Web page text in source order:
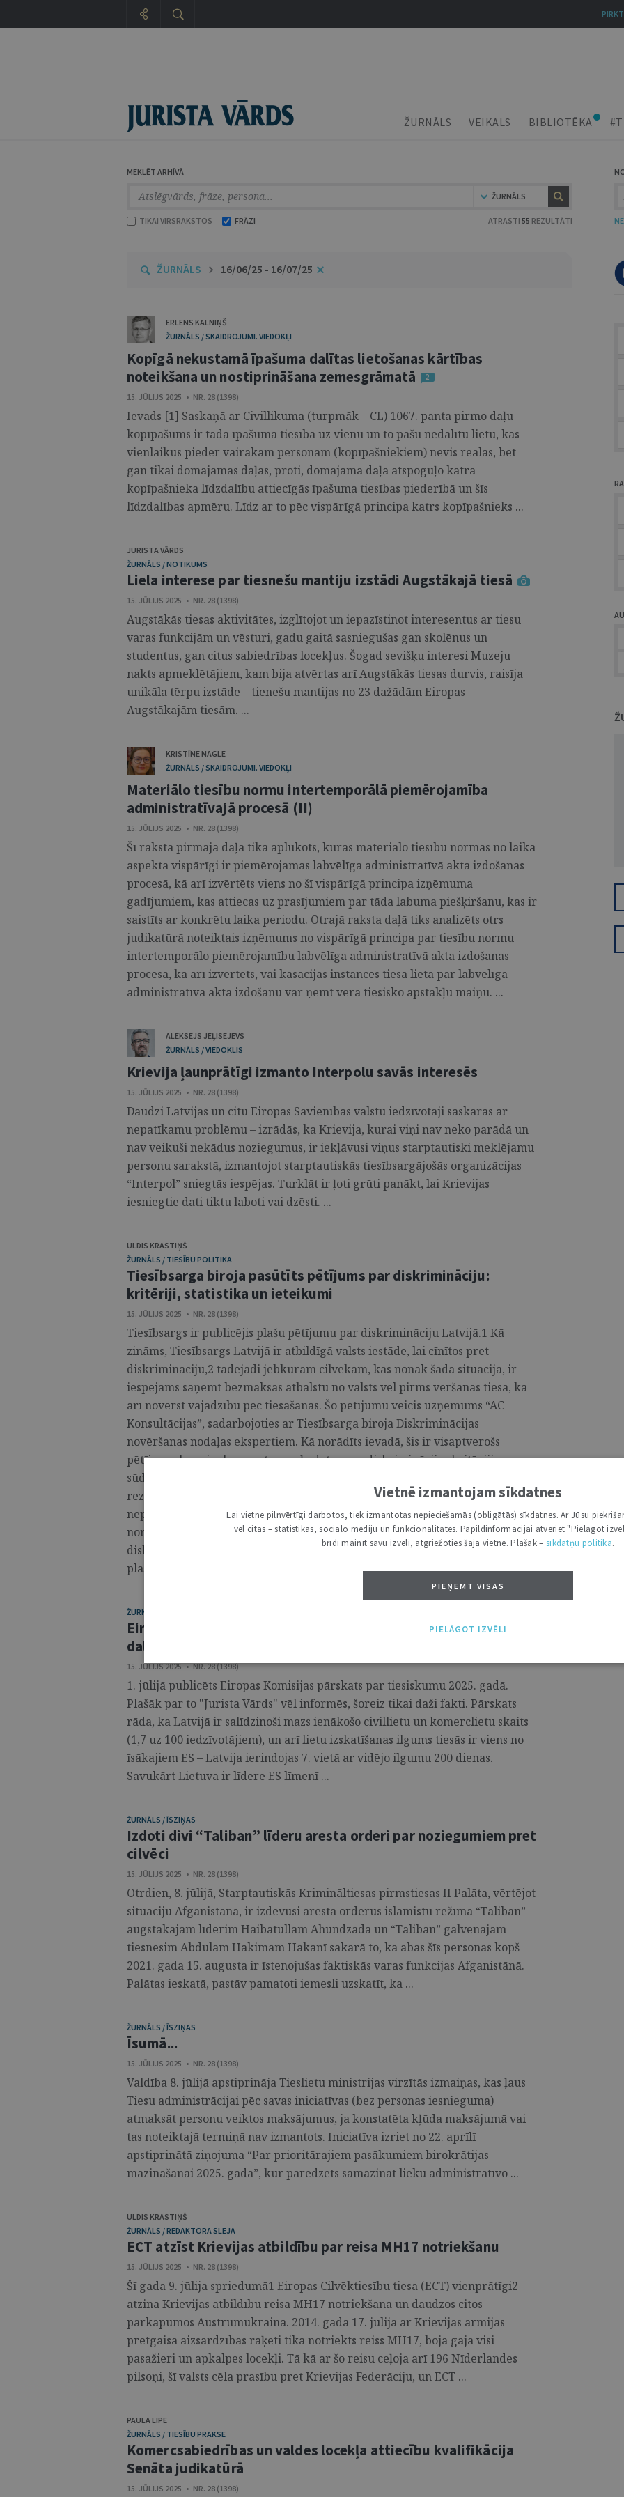
ŽURNĀLS VEIKALS BIBLIOTĒKA
MEKLĒT ARHĪVĀ
ŽURNĀLS
TIKAI VIRSRAKSTOS FRĀZI ATRASTI 55 REZULTĀTI
ŽURNĀLS 16/06/25 - 16/07/25
ERLENS KALNIŅŠ
ŽURNĀLS / SKAIDROJUMI. VIEDOKĻI
Kopīgā nekustamā īpašuma dalītas lietošanas kārtības
noteikšana un nostiprināšana zemesgrāmatā
2
15. JŪLIJS 2025 • NR. 28 (1398)
Ievads [1] Saskaņā ar Civillikuma (turpmāk – CL) 1067. panta pirmo daļu
kopīpašums ir tāda īpašuma tiesība uz vienu un to pašu nedalītu lietu, kas
vienlaikus pieder vairākām personām (kopīpašniekiem) nevis reālās, bet
gan tikai domājamās daļās, proti, domājamā daļa atspoguļo katra
kopīpašnieka līdzdalību attiecīgās īpašuma tiesības piederībā un šīs
līdzdalības apmēru. Līdz ar to pēc vispārīgā principa katrs kopīpašnieks ...
JURISTA VĀRDS
ŽURNĀLS / NOTIKUMS
Liela interese par tiesnešu mantiju izstādi Augstākajā tiesā
15. JŪLIJS 2025 • NR. 28 (1398)
Augstākās tiesas aktivitātes, izglītojot un iepazīstinot interesentus ar tiesu
varas funkcijām un vēsturi, gadu gaitā sasniegušas gan skolēnus un
studentus, gan citus sabiedrības locekļus. Šogad sevišķu interesi Muzeju
nakts apmeklētājiem, kam bija atvērtas arī Augstākās tiesas durvis, raisīja
unikāla tērpu izstāde – tienešu mantijas no 23 dažādām Eiropas
Augstākajām tiesām. ...
KRISTĪNE NAGLE
ŽURNĀLS / SKAIDROJUMI. VIEDOKĻI
Materiālo tiesību normu intertemporālā piemērojamība
administratīvajā procesā (II)
15. JŪLIJS 2025 • NR. 28 (1398)
Šī raksta pirmajā daļā tika aplūkots, kuras materiālo tiesību normas no laika
aspekta vispārīgi ir piemērojamas labvēlīga administratīvā akta izdošanas
procesā, kā arī izvērtēts viens no šī vispārīgā principa izņēmuma
gadījumiem, kas attiecas uz prasījumiem par tāda labuma piešķiršanu, kas ir
saistīts ar konkrētu laika periodu. Otrajā raksta daļā tiks analizēts otrs
judikatūrā noteiktais izņēmums no vispārīgā principa par tiesību normu
intertemporālo piemērojamību labvēlīga administratīvā akta izdošanas
procesā, kā arī izvērtēts, vai kasācijas instances tiesa lietā par labvēlīga
administratīvā akta izdošanu var ņemt vērā tiesisko apstākļu maiņu. ...
ALEKSEJS JEĻISEJEVS
ŽURNĀLS / VIEDOKLIS
Krievija ļaunprātīgi izmanto Interpolu savās interesēs
15. JŪLIJS 2025 • NR. 28 (1398)
Daudzi Latvijas un citu Eiropas Savienības valstu iedzīvotāji saskaras ar
nepatīkamu problēmu – izrādās, ka Krievija, kurai viņi nav neko parādā un
nav veikuši nekādus noziegumus, ir iekļāvusi viņus starptautiski meklējamu
personu sarakstā, izmantojot starptautiskās tiesībsargājošās organizācijas
“Interpol” sniegtās iespējas. Turklāt ir ļoti grūti panākt, lai Krievijas
iesniegtie dati tiktu laboti vai dzēsti. ...
ULDIS KRASTIŅŠ
ŽURNĀLS / TIESĪBU POLITIKA
Tiesībsarga biroja pasūtīts pētījums par diskrimināciju:
kritēriji, statistika un ieteikumi
15. JŪLIJS 2025 • NR. 28 (1398)
Tiesībsargs ir publicējis plašu pētījumu par diskrimināciju Latvijā.1 Kā
zināms, Tiesībsargs Latvijā ir atbildīgā valsts iestāde, lai cīnītos pret
diskrimināciju,2 tādējādi jebkuram cilvēkam, kas nonāk šādā situācijā, ir
iespējams saņemt bezmaksas atbalstu no valsts vēl pirms vēršanās tiesā, kā
arī novērst vajadzību pēc tiesāšanās. Šo pētījumu veicis uzņēmums “AC
Konsultācijas”, sadarbojoties ar Tiesībsarga biroja Diskriminācijas
novēršanas nodaļas ekspertiem. Kā norādīts ievadā, šis ir visaptverošs
pētījums, kas vienkopus atspoguļo datus par diskriminācijas kritērijiem,
sūdzībām un pārkāpumiem, iepriekš veiktajiem pētījumiem Latvijā un to
rezultātiem, kā arī apkopo dažādu jomu ekspertu viedokļus par
nepieciešamajiem uzlabojumiem diskriminācijas kontekstā. Pētījumā arī
norādīts, ka tas attiecas vienīgi uz “Satversmes 91. panta otro teikumu par
diskrimināciju”. Pētījumā nav analizēta tiesu prakse, lai gan tajā ir ietverta
plaša analīze par likumu saturu un uzbūvi. ...
ŽURNĀLS / ĪSZIŅAS
Eiropas Komisija publicē pārskatu par tiesiskumu ES
dalībvalstīs
15. JŪLIJS 2025 • NR. 28 (1398)
1. jūlijā publicēts Eiropas Komisijas pārskats par tiesiskumu 2025. gadā.
Plašāk par to "Jurista Vārds" vēl informēs, šoreiz tikai daži fakti. Pārskats
rāda, ka Latvijā ir salīdzinoši mazs ienākošo civillietu un komerclietu skaits
(1,7 uz 100 iedzīvotājiem), un arī lietu izskatīšanas ilgums tiesās ir viens no
īsākajiem ES – Latvija ierindojas 7. vietā ar vidējo ilgumu 200 dienas.
Savukārt Lietuva ir līdere ES līmenī ...
ŽURNĀLS / ĪSZIŅAS
Izdoti divi “Taliban” līderu aresta orderi par noziegumiem pret
cilvēci
15. JŪLIJS 2025 • NR. 28 (1398)
Otrdien, 8. jūlijā, Starptautiskās Krimināltiesas pirmstiesas II Palāta, vērtējot
situāciju Afganistānā, ir izdevusi aresta orderus islāmistu režīma “Taliban”
augstākajam līderim Haibatullam Ahundzadā un “Taliban” galvenajam
tiesnesim Abdulam Hakimam Hakanī sakarā to, ka abas šīs personas kopš
2021. gada 15. augusta ir īstenojušas faktiskās varas funkcijas Afganistānā.
Palātas ieskatā, pastāv pamatoti iemesli uzskatīt, ka ...
ŽURNĀLS / ĪSZIŅAS
Īsumā...
15. JŪLIJS 2025 • NR. 28 (1398)
Valdība 8. jūlijā apstiprināja Tieslietu ministrijas virzītās izmaiņas, kas ļaus
Tiesu administrācijai pēc savas iniciatīvas (bez personas iesnieguma)
atmaksāt personu veiktos maksājumus, ja konstatēta kļūda maksājumā vai
tas noteiktajā termiņā nav izmantots. Iniciatīva izriet no 22. aprīlī
apstiprinātā ziņojuma “Par prioritārajiem pasākumiem birokrātijas
mazināšanai 2025. gadā”, kur paredzēts samazināt lieku administratīvo ...
ULDIS KRASTIŅŠ
ŽURNĀLS / REDAKTORA SLEJA
ECT atzīst Krievijas atbildību par reisa MH17 notriekšanu
15. JŪLIJS 2025 • NR. 28 (1398)
Šī gada 9. jūlija spriedumā1 Eiropas Cilvēktiesību tiesa (ECT) vienprātīgi2
atzina Krievijas atbildību reisa MH17 notriekšanā un daudzos citos
pārkāpumos Austrumukrainā. 2014. gada 17. jūlijā ar Krievijas armijas
pretgaisa aizsardzības raķeti tika notriekts reiss MH17, bojā gāja visi
pasažieri un apkalpes locekļi. Tā kā ar šo reisu ceļoja arī 196 Nīderlandes
pilsoņi, šī valsts cēla prasību pret Krievijas Federāciju, un ECT ...
PAULA LIPE
ŽURNĀLS / TIESĪBU PRAKSE
Komercsabiedrības un valdes locekļa attiecību kvalifikācija
Senāta judikatūrā
15. JŪLIJS 2025 • NR. 28 (1398)
PIRKT
Vietnē izmantojam sīkdatnes
Lai vietne pilnvērtīgi darbotos, tiek izmantotas nepieciešamās (obligātās) sīkdatnes. Ar Jūsu
vēl citas – statistikas, sociālo mediju un funkcionalitātes. Papildinformācijai atveriet "Pielāgot
brīdī mainīt savu izvēli, atgriežoties šajā vietnē. Plašāk – sīkdatņu politikā.
PIEŅEMT VISAS
PIELĀGOT IZVĒLI